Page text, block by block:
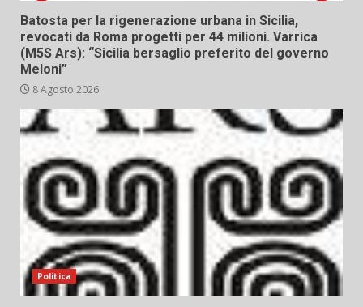
Batosta per la rigenerazione urbana in Sicilia,
revocati da Roma progetti per 44 milioni. Varrica
(M5S Ars): “Sicilia bersaglio preferito del governo
Meloni”
8 Agosto 2026
Politica